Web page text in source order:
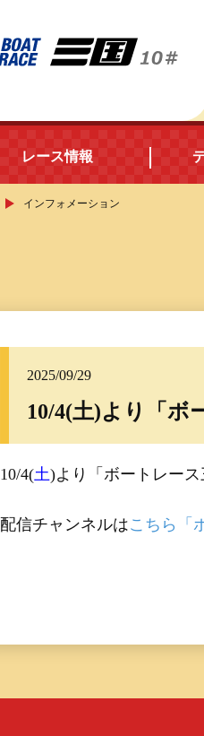
レース情報
レース展望
レース一覧
レース結果一覧
出走表・前日予想
得点率ランキング
進入コース別選手成
インフォメーション
2025/09/29
10/4(土)より「ボ
10/4(土)より「ボートレー
配信チャンネルはこちら「